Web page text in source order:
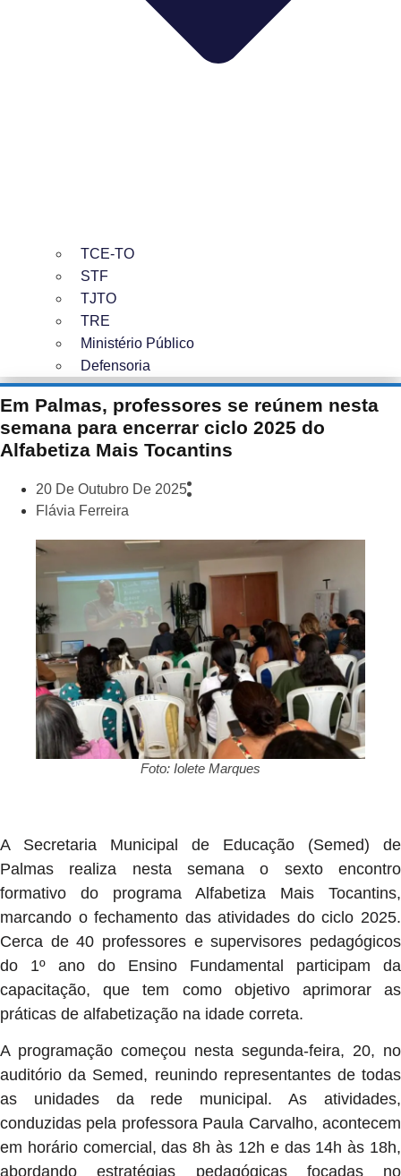
TCE-TO
STF
TJTO
TRE
Ministério Público
Defensoria
Em Palmas, professores se reúnem nesta
semana para encerrar ciclo 2025 do
Alfabetiza Mais Tocantins
20 De Outubro De 2025
Flávia Ferreira
Foto: Iolete Marques
A Secretaria Municipal de Educação (Semed) de
Palmas realiza nesta semana o sexto encontro
formativo do programa Alfabetiza Mais Tocantins,
marcando o fechamento das atividades do ciclo 2025.
Cerca de 40 professores e supervisores pedagógicos
do 1º ano do Ensino Fundamental participam da
capacitação, que tem como objetivo aprimorar as
práticas de alfabetização na idade correta.
A programação começou nesta segunda-feira, 20, no
auditório da Semed, reunindo representantes de todas
as unidades da rede municipal. As atividades,
conduzidas pela professora Paula Carvalho, acontecem
em horário comercial, das 8h às 12h e das 14h às 18h,
abordando estratégias pedagógicas focadas no